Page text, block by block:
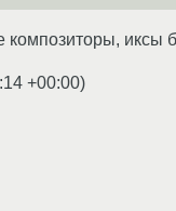
композиторы,
+00:00)